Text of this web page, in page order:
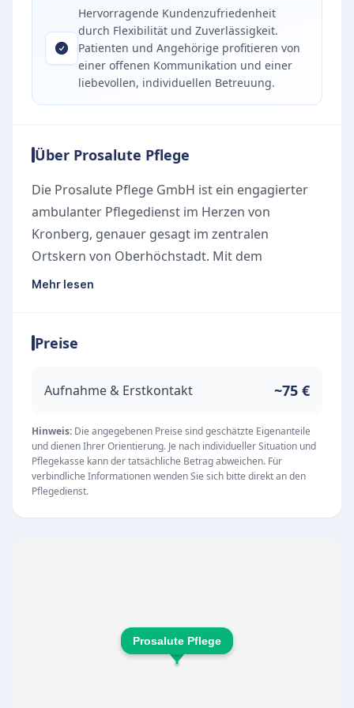
Hervorragende Kundenzufriedenheit
durch Flexibilität und Zuverlässigkeit.
Patienten und Angehörige profitieren von
einer offenen Kommunikation und einer
liebevollen, individuellen Betreuung.
Über Prosalute Pflege
Die Prosalute Pflege GmbH ist ein engagierter
ambulanter Pflegedienst im Herzen von
Kronberg, genauer gesagt im zentralen
Ortskern von Oberhöchstadt. Mit dem
Leitmotiv, den Menschen in den Mittelpunkt des
Einschränkungen selbstbestimmt und in Würde
verbindet der Dienst menschliche Wärme mit
Unsere Leistungen
Als lernende Organisation entwickelt der
Pflegedienst seine Dienstleistungen
kontinuierlich weiter, um bestmöglich auf die
individuellen Bedürfnisse der Patienten
der Wundversorgung. Das empathische und
engagierte Team sorgt für eine zuverlässige
Mehr lesen
Preise
Aufnahme & Erstkontakt ~75 €
Hinweis: Die angegebenen Preise sind geschätzte Eigenanteile
und dienen Ihrer Orientierung. Je nach individueller Situation und
Pflegekasse kann der tatsächliche Betrag abweichen. Für
verbindliche Informationen wenden Sie sich bitte direkt an den
Pflegedienst.
Prosalute Pflege